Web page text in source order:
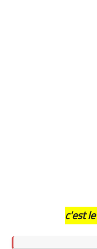
c'est le